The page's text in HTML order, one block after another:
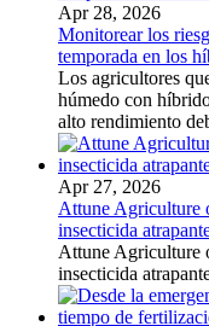
Apr 28, 2026
Monitorear los
temporada en los
Los agricultores
húmedo con
alto rendimiento
Apr 27, 2026
Attune Agriculture
insecticida
Attune Agriculture
insecticida